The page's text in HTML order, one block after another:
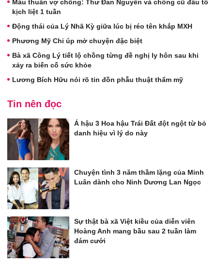
Mâu thuẫn vợ chồng: Thư Đan Nguyễn và chồng cũ đấu tố
kịch liệt 1 tuần
Động thái của Lý Nhã Kỳ giữa lúc bị réo tên khắp MXH
Phương Mỹ Chi úp mở chuyện đặc biệt
Bà xã Công Lý tiết lộ chồng từng đề nghị ly hôn sau khi
xảy ra biến cố sức khỏe
Lương Bích Hữu nói rõ tin đồn phẫu thuật thẩm mỹ
Tin nên đọc
Á hậu 3 Hoa hậu Trái Đất đột ngột từ bỏ
danh hiệu vì lý do này
Chuyện tình 3 năm thầm lặng của Minh
Luân dành cho Ninh Dương Lan Ngọc
Sự thật bà xã Việt kiều của diễn viên
Hoàng Anh mang bầu sau 2 tuần làm
đám cưới